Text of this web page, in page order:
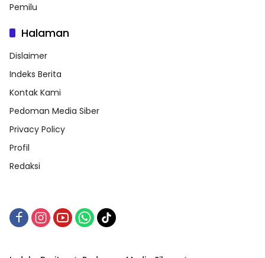
Pemilu
Halaman
Dislaimer
Indeks Berita
Kontak Kami
Pedoman Media Siber
Privacy Policy
Profil
Redaksi